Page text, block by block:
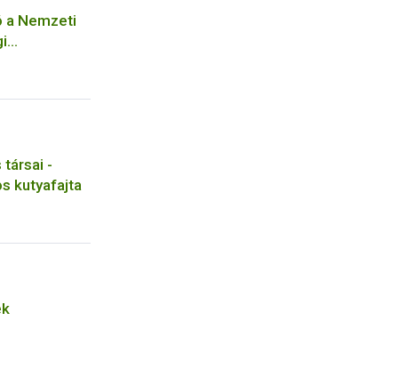
a Nemzeti
társai -
kutyafajta